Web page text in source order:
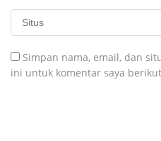
Simpan nama, email, dan
ini untuk komentar saya